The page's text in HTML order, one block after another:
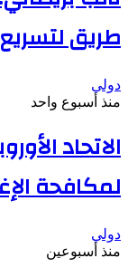
طريق
دولي
منذ أسبوع واحد
الاتحاد
لمكافحة
دولي
منذ أسبوعين